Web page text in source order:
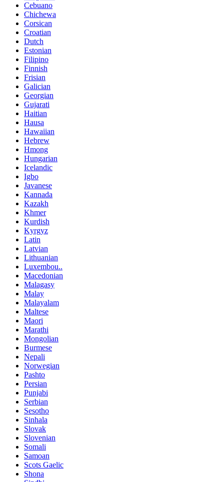
Cebuano
Chichewa
Corsican
Croatian
Dutch
Estonian
Filipino
Finnish
Frisian
Galician
Georgian
Gujarati
Haitian
Hausa
Hawaiian
Hebrew
Hmong
Hungarian
Icelandic
Igbo
Javanese
Kannada
Kazakh
Khmer
Kurdish
Kyrgyz
Latin
Latvian
Lithuanian
Luxembou..
Macedonian
Malagasy
Malay
Malayalam
Maltese
Maori
Marathi
Mongolian
Burmese
Nepali
Norwegian
Pashto
Persian
Punjabi
Serbian
Sesotho
Sinhala
Slovak
Slovenian
Somali
Samoan
Scots Gaelic
Shona